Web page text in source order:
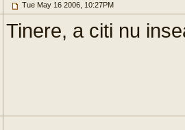
Tue May 16 2006, 10:27PM
Tinere, a citi nu